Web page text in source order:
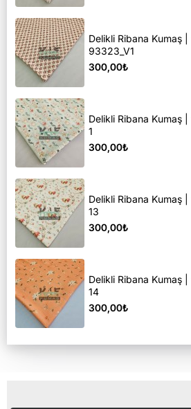
Delikli Ribana Kumaş |
93323_V1
300,00₺
Delikli Ribana Kumaş
1
300,00₺
Delikli Ribana Kumaş
13
300,00₺
Delikli Ribana Kumaş
14
300,00₺